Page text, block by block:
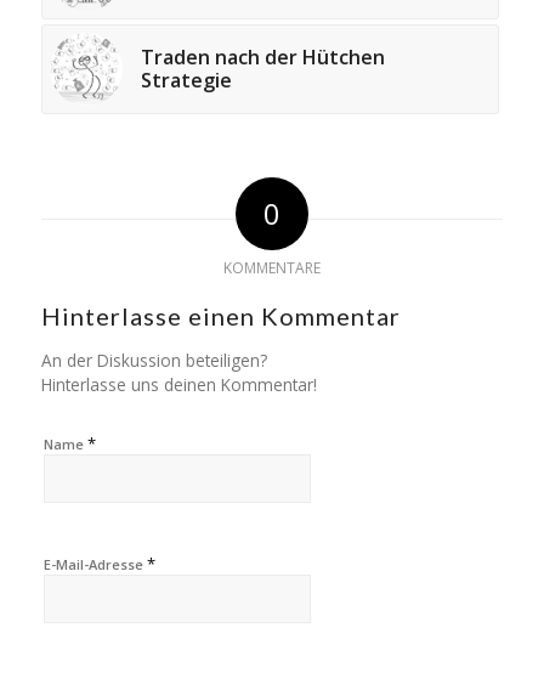
Traden nach der Hütchen
Strategie
0
KOMMENTARE
Hinterlasse einen Kommentar
An der Diskussion beteiligen?
Hinterlasse uns deinen Kommentar!
Name *
E-Mail-Adresse *